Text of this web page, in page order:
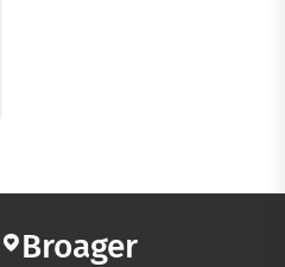
Broager